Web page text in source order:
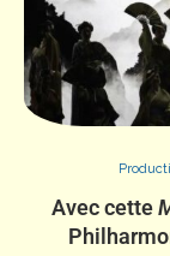
Avec cette